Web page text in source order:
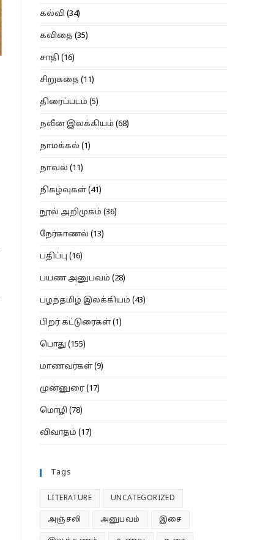
கல்வி (34)
கவிதை (35)
சாதி (16)
சிறுகதை (11)
திரைப்படம் (5)
நவீன இலக்கியம் (68)
நாமக்கல் (1)
நாவல் (11)
நிகழ்வுகள்(41)
நூல் அறிமுகம் (36)
நேர்காணல் (13)
பதிப்பு (16)
பயண அனுபவம் (28)
பழந்தமிழ் இலக்கியம் (43)
பிறர் கட்டுரைகள்(1)
பொது (155)
மாணவர்கள்(9)
முன்னுரை(17)
மொழி (78)
விவாதம் (17)
Tags
LITERATURE UNCATEGORIZED
அஞ்சலி அனுபவம் இசை